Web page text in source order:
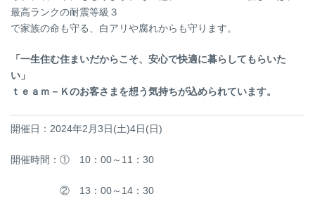
最高ランクの耐震等級３
で家族の命も守る、白アリや腐れからも守ります。
「一生住む住まいだからこそ、安心で快適に暮らしてもらいた
い」
ｔｅａｍ－Ｋのお客さまを想う気持ちが込められています。
開催日：2024年2月3日(土)4日(日)
開催時間：① 10：00～11：30
② 13：00～14：30